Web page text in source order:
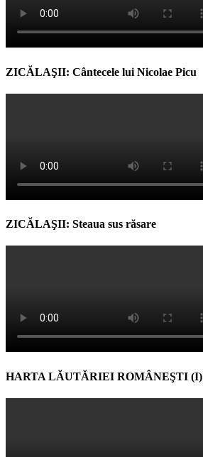
ZICĂLAŞII: Cântecele lui Nicolae Picu
ZICĂLAŞII: Steaua sus răsare
HARTA LĂUTĂRIEI ROMÂNEŞTI (I)